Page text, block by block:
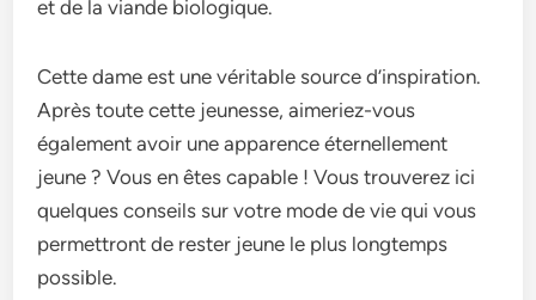
et de la viande biologique.
Cette dame est une véritable source d’inspiration.
Après toute cette jeunesse, aimeriez-vous
également avoir une apparence éternellement
jeune ? Vous en êtes capable ! Vous trouverez ici
quelques conseils sur votre mode de vie qui vous
permettront de rester jeune le plus longtemps
possible.